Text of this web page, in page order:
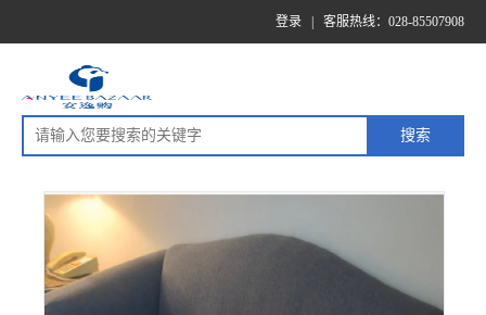
登录 客服热线：028-85507908